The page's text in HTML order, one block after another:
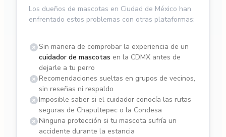
Los dueños de mascotas en Ciudad de México han
enfrentado estos problemas con otras plataformas:
Sin manera de comprobar la experiencia de un
cuidador de mascotas en la CDMX antes de
dejarle a tu perro
Recomendaciones sueltas en grupos de vecinos,
sin reseñas ni respaldo
Imposible saber si el cuidador conocía las rutas
seguras de Chapultepec o la Condesa
Ninguna protección si tu mascota sufría un
accidente durante la estancia